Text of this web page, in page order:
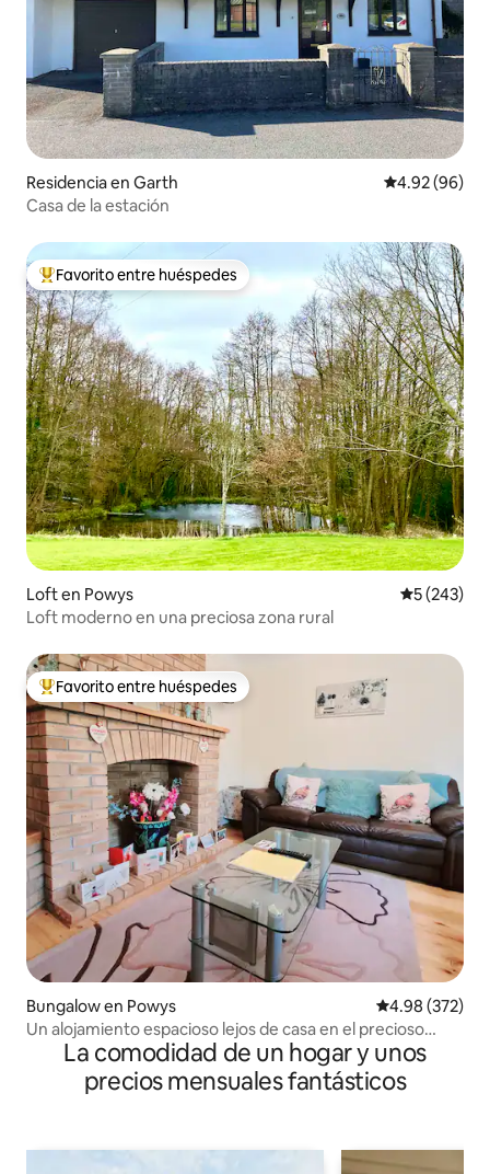
Residencia en Garth Calificación
4.92 (96)
Casa de la estación
De los mejores en Favorito entre huéspedes
Favorito entre huéspedes
Loft en Powys
5 (243)
Loft moderno en una preciosa zona rural
De los mejores en Favorito entre huéspedes
Favorito entre huéspedes
Bungalow en Powys Calificación
4.98 (372)
Un alojamiento espacioso lejos de casa en el precioso
centro de Gales
La comodidad de un hogar y unos
precios mensuales fantásticos